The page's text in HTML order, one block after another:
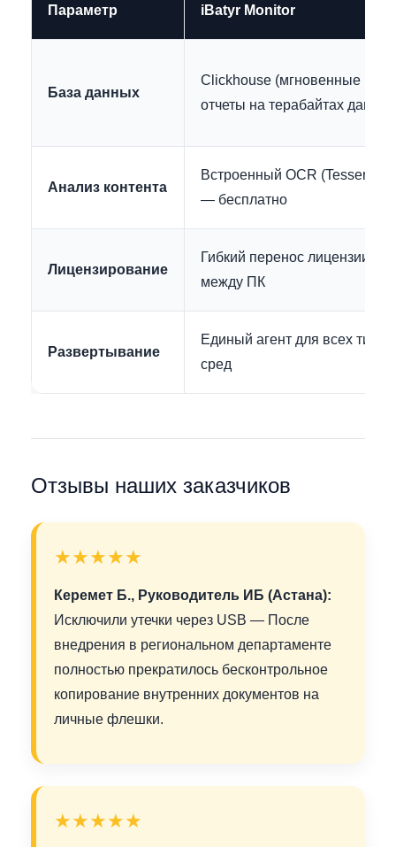
Параметр iBatyr Monitor
База данных
Clickhouse (мгновенные
отчеты на терабайтах
Анализ контента
Встроенный OCR (Tesseract
— бесплатно
Лицензирование
Гибкий перенос лицензии
между ПК
Развертывание
Единый агент для всех типов
сред
Отзывы наших заказчиков
★★★★★
Керемет Б., Руководитель ИБ (Астана):
Исключили утечки через USB — После
внедрения в региональном департаменте
полностью прекратилось бесконтрольное
копирование внутренних документов на
личные флешки.
★★★★★